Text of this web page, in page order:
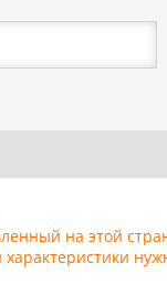
на этой